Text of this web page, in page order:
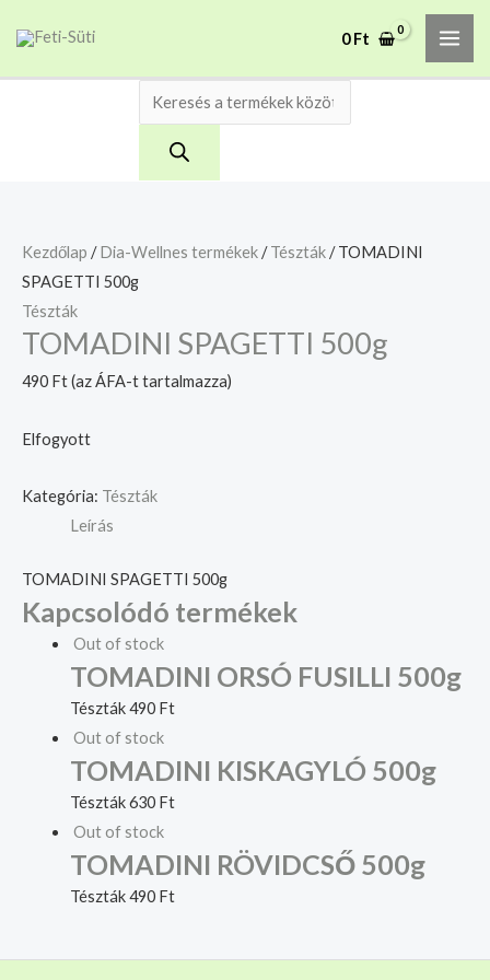
0Ft
Kezdőlap /Dia-Wellnes termékek/Tészták/ TOMADINI
SPAGETTI 500g
Tészták
TOMADINI SPAGETTI 500g
490 Ft(az ÁFA-t tartalmazza)
Elfogyott
Kategória: Tészták
Leírás
TOMADINI SPAGETTI 500g
Kapcsolódó termékek
Out of stock
TOMADINI ORSÓ FUSILLI 500g
Tészták490 Ft
Out of stock
TOMADINI KISKAGYLÓ 500g
Tészták630 Ft
Out of stock
TOMADINI RÖVIDCSŐ 500g
Tészták490 Ft
A mélyhűtött termékeket
csakis saját felelősségre
tekintettel a feloldási időre.
Megértettem